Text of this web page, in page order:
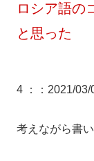
ロシア語の
と思った
4 ： ：2021/
考えながら書